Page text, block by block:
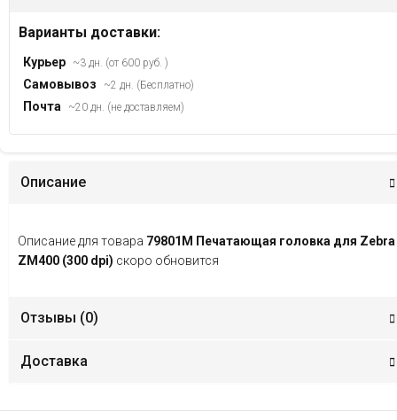
Варианты доставки:
Курьер ~3 дн. (от 600 руб. )
Самовывоз ~2 дн. (Бесплатно)
Почта ~20 дн. (не доставляем)
Описание
Описание для товара 79801M Печатающая головка для Zebra
ZM400 (300 dpi) скоро обновится
Отзывы (0)
Доставка